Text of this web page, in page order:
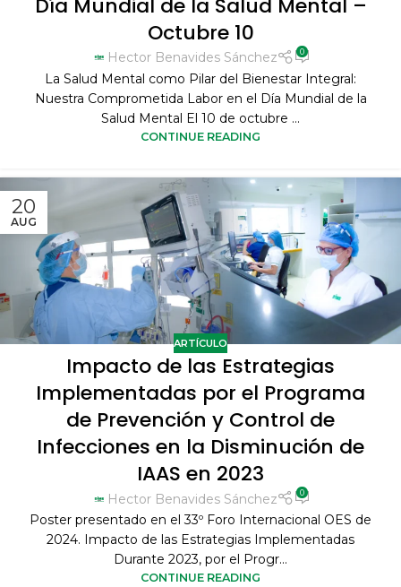
Día Mundial de la Salud Mental –
Octubre 10
Hector Benavides Sánchez 0
La Salud Mental como Pilar del Bienestar Integral:
Nuestra Comprometida Labor en el Día Mundial de la
Salud Mental El 10 de octubre ...
CONTINUE READING
20
AUG
ARTÍCULO
Impacto de las Estrategias
Implementadas por el Programa
de Prevención y Control de
Infecciones en la Disminución de
IAAS en 2023
Hector Benavides Sánchez 0
Poster presentado en el 33º Foro Internacional OES de
2024. Impacto de las Estrategias Implementadas
Durante 2023, por el Progr...
CONTINUE READING